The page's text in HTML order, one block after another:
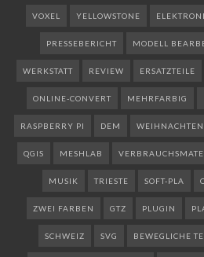
VOXEL YELLOWSTONE
PRESSEBERICHT MODELL
WERKSTATT REVIEW ERSATZTEILE
ONLINE-CONVERT MEHRFARBIG
RASPBERRY PI DEM WEIHNACHTEN
QGIS MESHLAB
MUSIK TRIESTE SOFT-PLA
ZWEI FARBEN GTZ PLUGIN
SCHWEIZ SVG BEWEGLICHE